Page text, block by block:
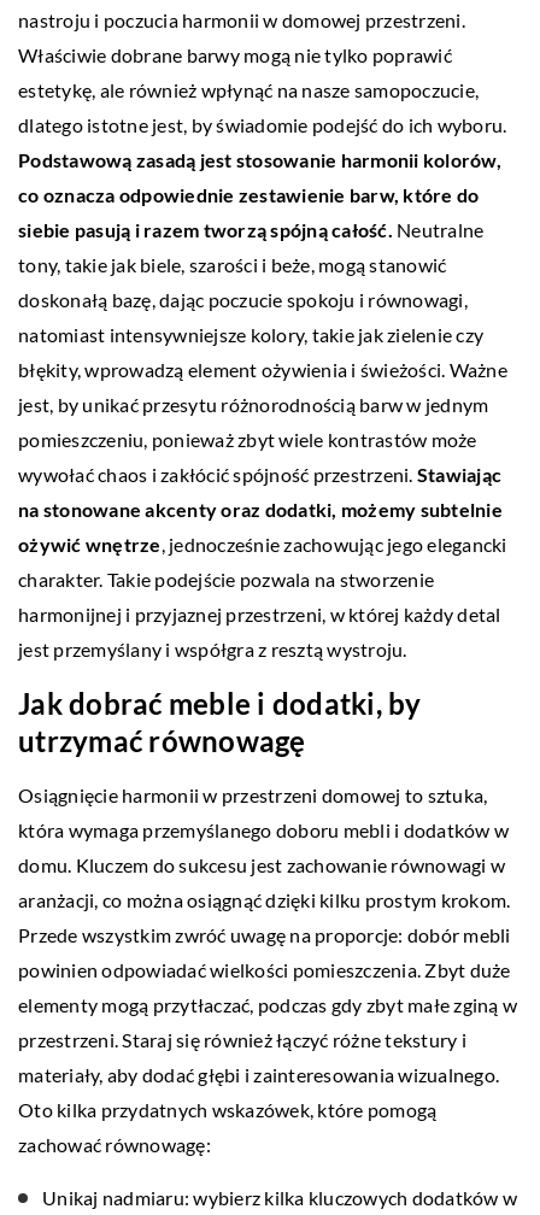
nastroju i poczucia harmonii w domowej przestrzeni.
Właściwie dobrane barwy mogą nie tylko poprawić
estetykę, ale również wpłynąć na nasze samopoczucie,
dlatego istotne jest, by świadomie podejść do ich wyboru.
Podstawową zasadą jest stosowanie harmonii kolorów,
co oznacza odpowiednie zestawienie barw, które do
siebie pasują i razem tworzą spójną całość. Neutralne
tony, takie jak biele, szarości i beże, mogą stanowić
doskonałą bazę, dając poczucie spokoju i równowagi,
natomiast intensywniejsze kolory, takie jak zielenie czy
błękity, wprowadzą element ożywienia i świeżości. Ważne
jest, by unikać przesytu różnorodnością barw w jednym
pomieszczeniu, ponieważ zbyt wiele kontrastów może
wywołać chaos i zakłócić spójność przestrzeni. Stawiając
na stonowane akcenty oraz dodatki, możemy subtelnie
ożywić wnętrze, jednocześnie zachowując jego elegancki
charakter. Takie podejście pozwala na stworzenie
harmonijnej i przyjaznej przestrzeni, w której każdy detal
jest przemyślany i współgra z resztą wystroju.
Jak dobrać meble i dodatki, by
utrzymać równowagę
Osiągnięcie harmonii w przestrzeni domowej to sztuka,
która wymaga przemyślanego doboru mebli i dodatków w
domu. Kluczem do sukcesu jest zachowanie równowagi w
aranżacji, co można osiągnąć dzięki kilku prostym krokom.
Przede wszystkim zwróć uwagę na proporcje: dobór mebli
powinien odpowiadać wielkości pomieszczenia. Zbyt duże
elementy mogą przytłaczać, podczas gdy zbyt małe zginą w
przestrzeni. Staraj się również łączyć różne tekstury i
materiały, aby dodać głębi i zainteresowania wizualnego.
Oto kilka przydatnych wskazówek, które pomogą
zachować równowagę:
Unikaj nadmiaru: wybierz kilka kluczowych dodatków w